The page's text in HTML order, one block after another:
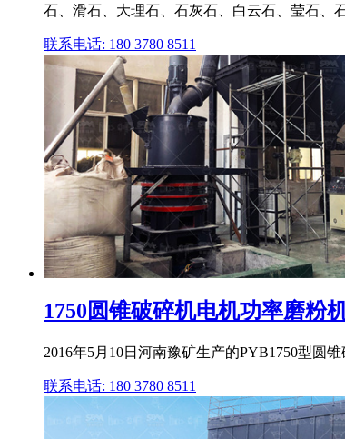
石、滑石、大理石、石灰石、白云石、莹石、
联系电话: 180 3780 8511
1750圆锥破碎机电机功率磨粉
2016年5月10日河南豫矿生产的PYB1750型圆
联系电话: 180 3780 8511